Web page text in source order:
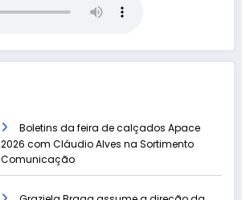
Boletins da feira de calçados Apace
2026 com Cláudio Alves na Sortimento
Comunicação